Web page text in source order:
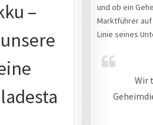
und ob ein
Marktführer
Linie seines
Wir